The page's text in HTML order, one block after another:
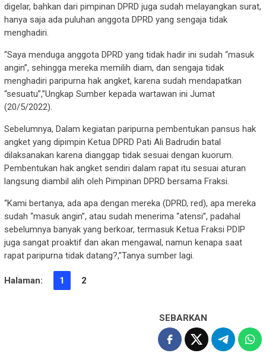
digelar, bahkan dari pimpinan DPRD juga sudah melayangkan surat,
hanya saja ada puluhan anggota DPRD yang sengaja tidak
menghadiri.
“Saya menduga anggota DPRD yang tidak hadir ini sudah “masuk
angin”, sehingga mereka memilih diam, dan sengaja tidak
menghadiri paripurna hak angket, karena sudah mendapatkan
“sesuatu”,”Ungkap Sumber kepada wartawan ini Jumat
(20/5/2022).
Sebelumnya, Dalam kegiatan paripurna pembentukan pansus hak
angket yang dipimpin Ketua DPRD Pati Ali Badrudin batal
dilaksanakan karena dianggap tidak sesuai dengan kuorum.
Pembentukan hak angket sendiri dalam rapat itu sesuai aturan
langsung diambil alih oleh Pimpinan DPRD bersama Fraksi.
“Kami bertanya, ada apa dengan mereka (DPRD, red), apa mereka
sudah “masuk angin”, atau sudah menerima “atensi”, padahal
sebelumnya banyak yang berkoar, termasuk Ketua Fraksi PDIP
juga sangat proaktif dan akan mengawal, namun kenapa saat
rapat paripurna tidak datang?,”Tanya sumber lagi.
Halaman: 1 2
SEBARKAN